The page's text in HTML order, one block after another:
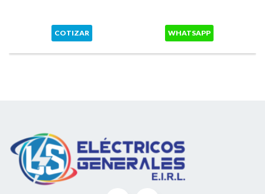
COTIZAR WHATSAPP